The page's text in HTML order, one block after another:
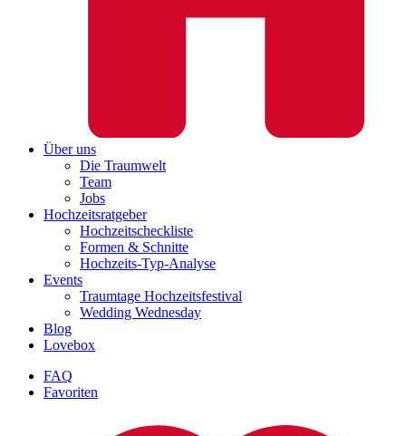
Über uns
Die Traumwelt
Team
Jobs
Hochzeitsratgeber
Hochzeitscheckliste
Formen & Schnitte
Hochzeits-Typ-Analyse
Events
Traumtage Hochzeitsfestival
Wedding Wednesday
Blog
Lovebox
FAQ
Favoriten